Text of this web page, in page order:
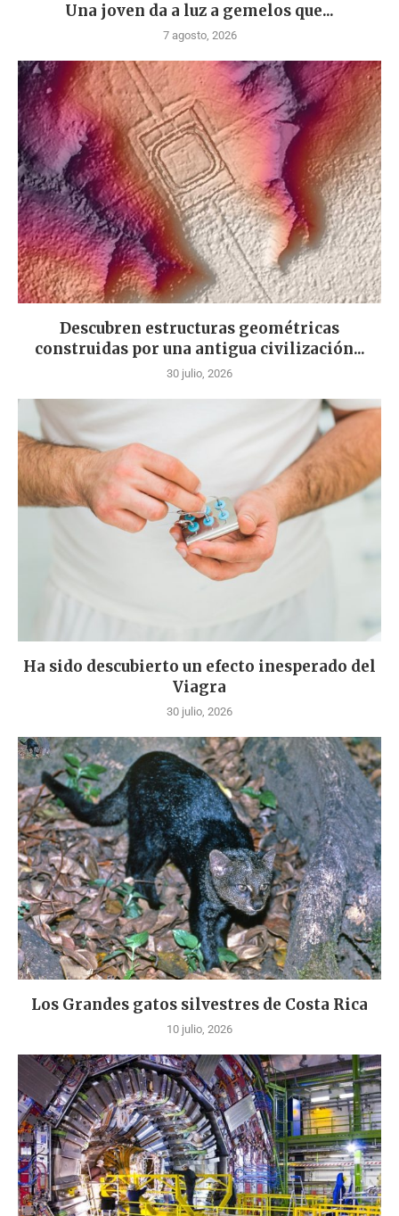
Una joven da a luz a gemelos que...
7 agosto, 2026
Descubren estructuras geométricas
construidas por una antigua civilización...
30 julio, 2026
Ha sido descubierto un efecto inesperado del
Viagra
30 julio, 2026
Los Grandes gatos silvestres de Costa Rica
10 julio, 2026